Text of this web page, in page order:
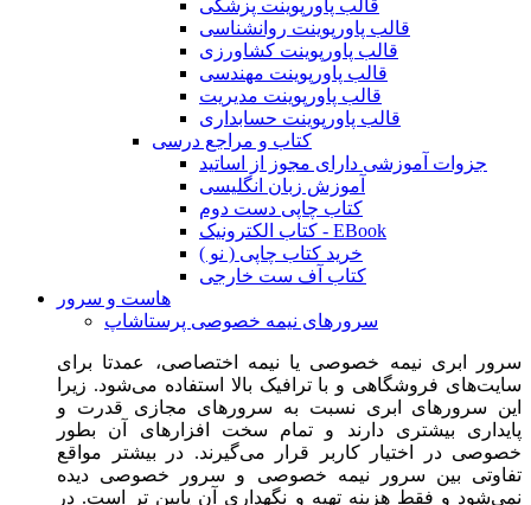
قالب پاورپوینت پزشکی
قالب پاورپوینت روانشناسی
قالب پاورپوینت کشاورزی
قالب پاورپوینت مهندسی
قالب پاورپوینت مدیریت
قالب پاورپوینت حسابداری
کتاب و مراجع درسی
جزوات آموزشی دارای مجوز از اساتید
آموزش زبان انگلیسی
کتاب چاپی دست دوم
کتاب الکترونیک - EBook
خرید کتاب چاپی ( نو )
کتاب آف ست خارجی
هاست و سرور
سرورهای نیمه خصوصی پرستاشاپ
سرور ابری نیمه خصوصی یا نیمه اختصاصی، عمدتا برای
سایت‌های فروشگاهی و با ترافیک بالا استفاده می‌شود. زیرا
این سرورهای ابری نسبت به سرورهای مجازی قدرت و
پایداری بیشتری دارند و تمام سخت افزارهای آن بطور
خصوصی در اختیار کاربر قرار می‌گیرند. در بیشتر مواقع
تفاوتی بین سرور نیمه خصوصی و سرور خصوصی دیده
نمی‌شود و فقط هزینه تهیه و نگهداری آن پایین تر است. در